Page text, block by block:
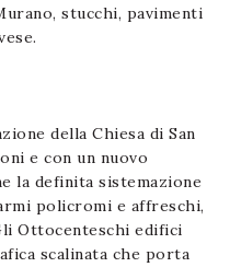
stucchi, pavimenti
della Chiesa di San
e con un nuovo
la definita sistemazione
policromi e affreschi,
Ottocenteschi edifici
scalinata che porta